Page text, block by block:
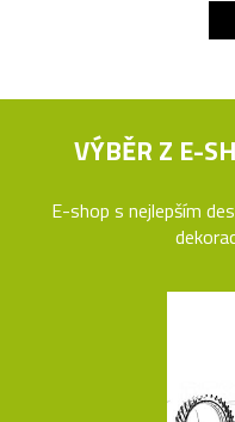
VÝBĚR Z E-
E-shop s nejlepším